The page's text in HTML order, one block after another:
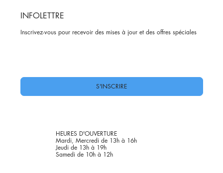
INFOLETTRE
Inscrivez-vous pour recevoir des mises à jour et des offres spéciales
S'INSCRIRE
HEURES D'OUVERTURE
Mardi, Mercredi de 13h à 16h
Jeudi de 13h à 19h
Samedi de 10h à 12h